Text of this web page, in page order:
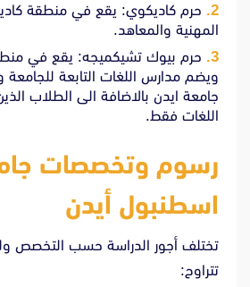
حرم كاديكوي: يقع في منطقة
المهنية والمعاهد.
حرم بيوك تشيكميجه: يقع في
ويضم مدارس اللغات التابعة
جامعة ايدن بالاضافة الى الطلاب
اللغات فقط.
رسوم وتخصصات ج
اسطنبول أيدن
تختلف أجور الدراسة حسب التخصص
تتراوح: